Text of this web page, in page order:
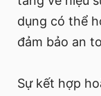
dụng có thể
đảm bảo an
Sự kết hợp